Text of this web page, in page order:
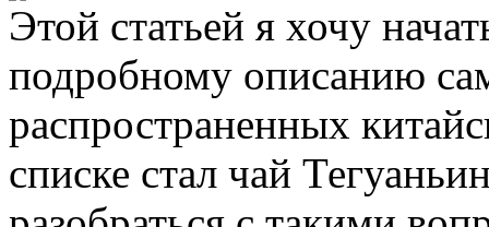
Этой статьей я хочу
подробному описанию
распространенных
списке стал чай